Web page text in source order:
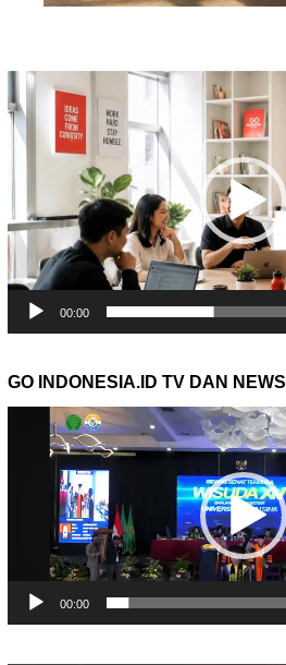
Pemutar
Video
00:00
GO INDONESIA.ID TV DAN NEWS
Pemutar
00:00